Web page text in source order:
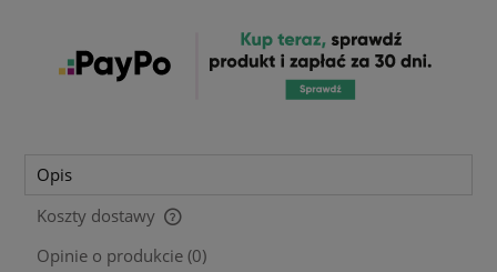
Opis
Koszty dostawy
Cena nie zawiera ewentualnych kosztów płatności
Opinie o produkcie (0)